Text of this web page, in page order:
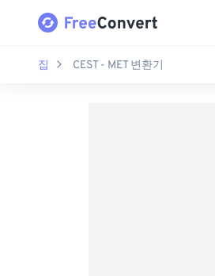
집 CEST - MET 변환기